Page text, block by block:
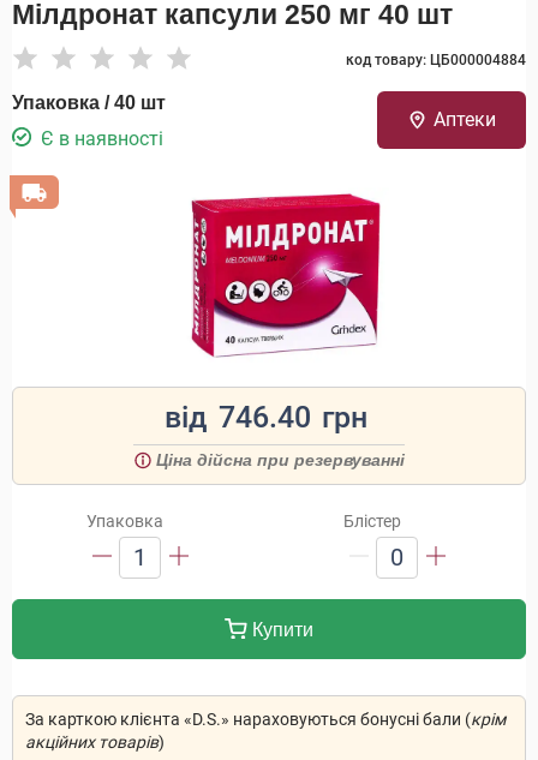
Мілдронат капсули 250 мг 40 шт
код товару: ЦБ000004884
Упаковка / 40 шт
Є в наявності
Аптеки
від 746.40 грн
Ціна дійсна при резервуванні
Упаковка
1
Блістер
0
Купити
За карткою клієнта «D.S.» нараховуються бонусні бали (крім
акційних товарів)